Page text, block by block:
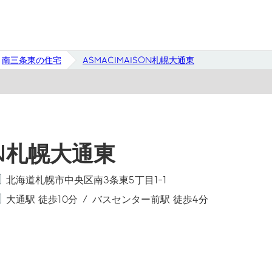
南三条東の住宅 ASMACIMAISON札幌大通東
幌大通東
北海道札幌市中央区南3条東5丁目1-1
大通駅 徒歩10分
バスセンター前駅 徒歩4分